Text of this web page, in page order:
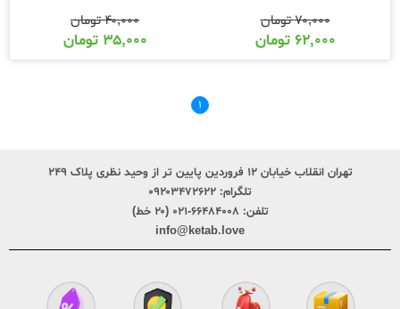
۷۰,۰۰۰تومان
۶۲,۰۰۰ تومان
۴۰,۰۰۰تومان
۳۵,۰۰۰ تومان
۱
تهران انقلاب خیابان ۱۲ فروردین پایین تر از وحید نظری پلاک ۲۴۹
تلگرام: ۰۹۲۰۳۴۷۲۶۲۲
تلفن: ۶۶۴۸۴۰۰۸-۰۲۱ (۲۰ خط)
info@ketab.love